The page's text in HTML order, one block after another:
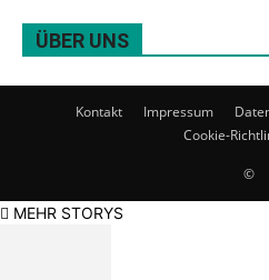
ÜBER UNS
Kontakt Impressum
Cookie-
©
MEHR STORYS